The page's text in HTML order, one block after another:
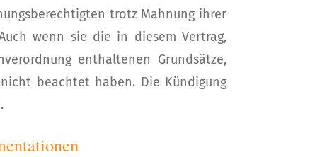
trotz Mahnung ihrer
wenn sie die in diesem Vertrag,
enthaltenen Grundsätze,
beachtet haben. Die Kündigung